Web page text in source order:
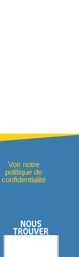
Voir notre
politique de
confidentialité
NOUS
TROUVER